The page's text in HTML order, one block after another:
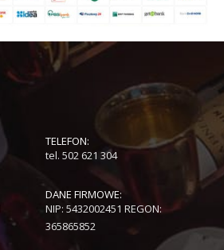
TELEFON:
tel. 502 621 304
DANE FIRMOWE:
NIP: 5432002451 REGON:
365865852